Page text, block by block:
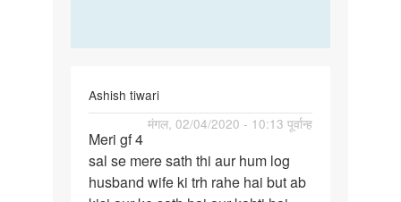
Ashish tiwari
मंगल, 02/04/2020 - 10:13 पूर्वान्ह
Meri
gf
4
Meri gf 4
sal se mere sath thi aur hum log
husband wife ki trh rahe hai but ab